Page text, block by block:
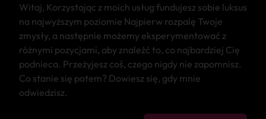
Witaj, Korzystając z moich usług fundujesz sobie luksus
na najwyższym poziomie Najpierw rozpalę Twoje
zmysły, a następnie możemy eksperymentować z
różnymi pozycjami, aby znaleźć to, co najbardziej Cię
podnieca. Przeżyjesz coś, czego nigdy nie zapomnisz.
Co stanie się potem? Dowiesz się, gdy mnie
odwiedzisz.